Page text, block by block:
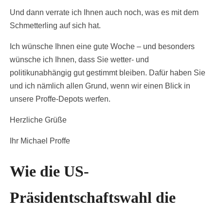
Und dann verrate ich Ihnen auch noch, was es mit dem
Schmetterling auf sich hat.
Ich wünsche Ihnen eine gute Woche – und besonders
wünsche ich Ihnen, dass Sie wetter- und
politikunabhängig gut gestimmt bleiben. Dafür haben Sie
und ich nämlich allen Grund, wenn wir einen Blick in
unsere Proffe-Depots werfen.
Herzliche Grüße
Ihr Michael Proffe
Wie die US-
Präsidentschaftswahl die